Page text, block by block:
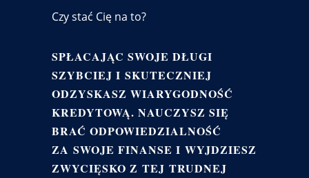
Czy stać Cię na to?
SPŁACAJĄC SWOJE DŁUGI
SZYBCIEJ I SKUTECZNIEJ
ODZYSKASZ WIARYGODNOŚĆ
KREDYTOWĄ. NAUCZYSZ SIĘ
BRAĆ ODPOWIEDZIALNOŚĆ
ZA SWOJE FINANSE I WYJDZIESZ
ZWYCIĘSKO Z TEJ TRUDNEJ